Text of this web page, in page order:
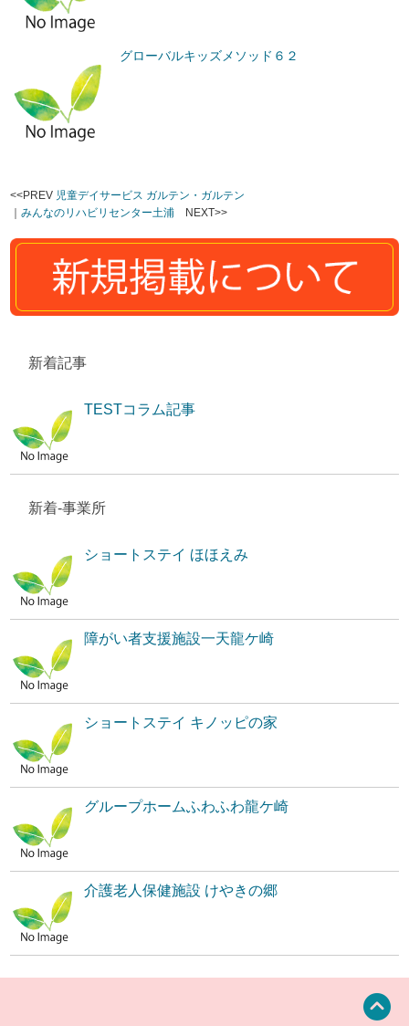
グローバルキッズメソッド６２
<<PREV 児童デイサービス ガルテン・ガルテン
｜みんなのリハビリセンター土浦 NEXT>>
新着記事
TESTコラム記事
新着-事業所
ショートステイ ほほえみ
障がい者支援施設一天龍ケ崎
ショートステイ キノッピの家
グループホームふわふわ龍ケ崎
介護老人保健施設 けやきの郷